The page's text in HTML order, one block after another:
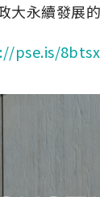
大永續發展
pse.is/